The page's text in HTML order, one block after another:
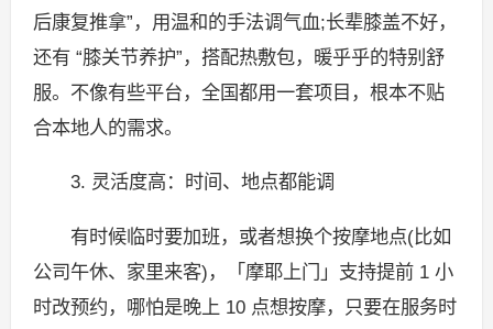
后康复推拿”，用温和的手法调气血;长辈膝盖不好，
还有 “膝关节养护”，搭配热敷包，暖乎乎的特别舒
服。不像有些平台，全国都用一套项目，根本不贴
合本地人的需求。
3. 灵活度高：时间、地点都能调
有时候临时要加班，或者想换个按摩地点(比如
公司午休、家里来客)，「摩耶上门」支持提前 1 小
时改预约，哪怕是晚上 10 点想按摩，只要在服务时